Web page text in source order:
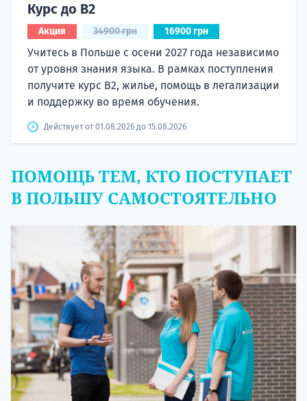
Курс до B2
Акция 34900 грн 16900 грн
Учитесь в Польше с осени 2027 года независимо
от уровня знания языка. В рамках поступления
получите курс B2, жилье, помощь в легализации
и поддержку во время обучения.
Действует от 01.08.2026 до 15.08.2026
ПОМОЩЬ ТЕМ, КТО ПОСТУПАЕТ
В ПОЛЬШУ САМОСТОЯТЕЛЬНО